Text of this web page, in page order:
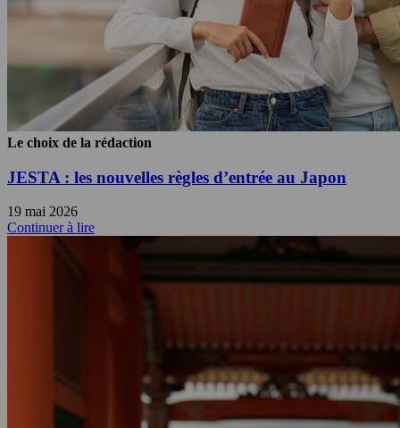
Le choix de la rédaction
JESTA : les nouvelles règles d’entrée au Japon
19 mai 2026
Continuer à lire